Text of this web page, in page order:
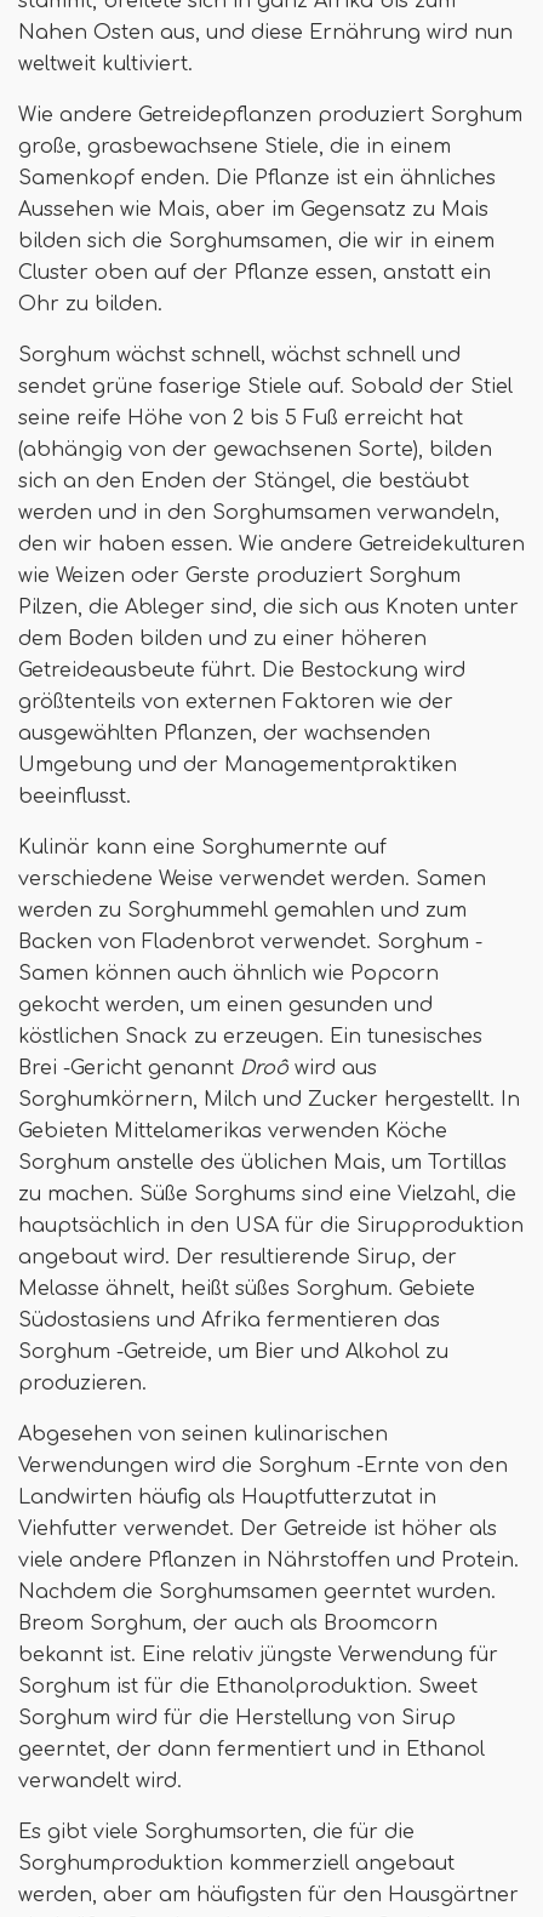
Nahen Osten aus, und diese Ernährung wird nun
weltweit kultiviert.
Wie andere Getreidepflanzen produziert Sorghum
große, grasbewachsene Stiele, die in einem
Samenkopf enden. Die Pflanze ist ein ähnliches
Aussehen wie Mais, aber im Gegensatz zu Mais
bilden sich die Sorghumsamen, die wir in einem
Cluster oben auf der Pflanze essen, anstatt ein
Ohr zu bilden.
Sorghum wächst schnell, wächst schnell und
sendet grüne faserige Stiele auf. Sobald der Stiel
seine reife Höhe von 2 bis 5 Fuß erreicht hat
(abhängig von der gewachsenen Sorte), bilden
sich an den Enden der Stängel, die bestäubt
werden und in den Sorghumsamen verwandeln,
den wir haben essen. Wie andere Getreidekulturen
wie Weizen oder Gerste produziert Sorghum
Pilzen, die Ableger sind, die sich aus Knoten unter
dem Boden bilden und zu einer höheren
Getreideausbeute führt. Die Bestockung wird
größtenteils von externen Faktoren wie der
ausgewählten Pflanzen, der wachsenden
Umgebung und der Managementpraktiken
beeinflusst.
Kulinär kann eine Sorghumernte auf
verschiedene Weise verwendet werden. Samen
werden zu Sorghummehl gemahlen und zum
Backen von Fladenbrot verwendet. Sorghum -
Samen können auch ähnlich wie Popcorn
gekocht werden, um einen gesunden und
köstlichen Snack zu erzeugen. Ein tunesisches
Brei -Gericht genannt Droô wird aus
Sorghumkörnern, Milch und Zucker hergestellt. In
Gebieten Mittelamerikas verwenden Köche
Sorghum anstelle des üblichen Mais, um Tortillas
zu machen. Süße Sorghums sind eine Vielzahl, die
hauptsächlich in den USA für die Sirupproduktion
angebaut wird. Der resultierende Sirup, der
Melasse ähnelt, heißt süßes Sorghum. Gebiete
Südostasiens und Afrika fermentieren das
Sorghum -Getreide, um Bier und Alkohol zu
produzieren.
Abgesehen von seinen kulinarischen
Verwendungen wird die Sorghum -Ernte von den
Landwirten häufig als Hauptfutterzutat in
Viehfutter verwendet. Der Getreide ist höher als
viele andere Pflanzen in Nährstoffen und Protein.
Nachdem die Sorghumsamen geerntet wurden.
Breom Sorghum, der auch als Broomcorn
bekannt ist. Eine relativ jüngste Verwendung für
Sorghum ist für die Ethanolproduktion. Sweet
Sorghum wird für die Herstellung von Sirup
geerntet, der dann fermentiert und in Ethanol
verwandelt wird.
Es gibt viele Sorghumsorten, die für die
Sorghumproduktion kommerziell angebaut
werden, aber am häufigsten für den Hausgärtner